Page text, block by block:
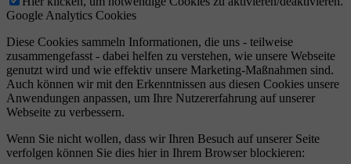
Google Analytics Cookies
Diese Cookies sammeln Informationen, die uns - teilweise
zusammengefasst - dabei helfen zu verstehen, wie unsere Webseite
genutzt wird und wie effektiv unsere Marketing-Maßnahmen sind.
Auch können wir mit den Erkenntnissen aus diesen Cookies unsere
Anwendungen anpassen, um Ihre Nutzererfahrung auf unserer
Webseite zu verbessern.
Wenn Sie nicht wollen, dass wir Ihren Besuch auf unserer Seite
verfolgen können Sie dies hier in Ihrem Browser blockieren: